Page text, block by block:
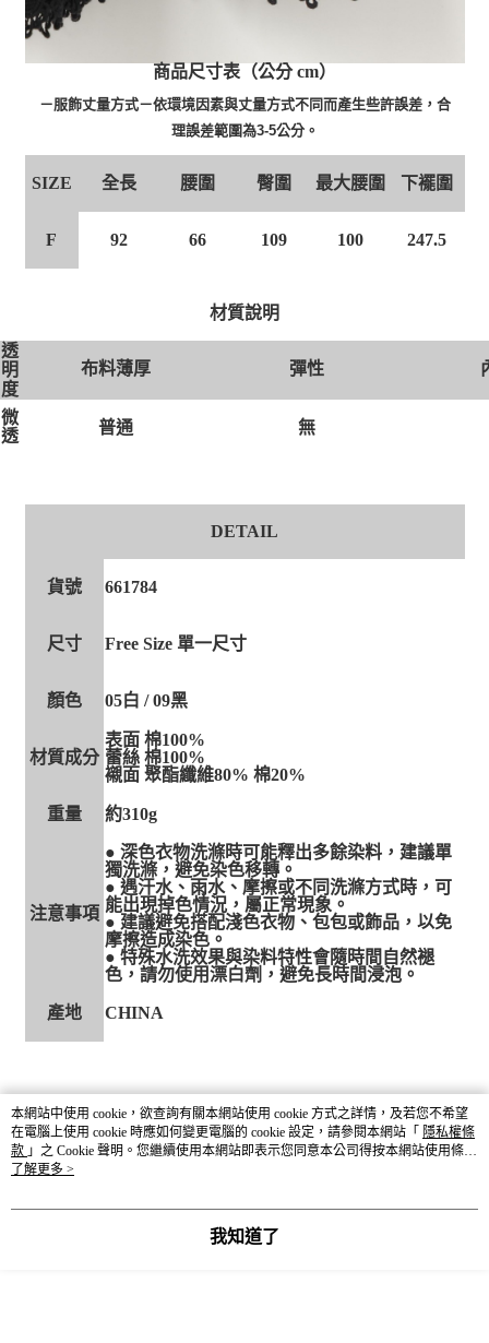
商品尺寸表（公分 cm）
－服飾丈量方式－依環境因素與丈量方式不同而產生些許誤差，合
理誤差範圍為3-5公分。
SIZE 全長 腰圍 臀圍 最大腰圍 下襬圍
F 92 66 109 100 247.5
材質說明
透
明
度
布料薄厚 彈性
微
透
普通 無
DETAIL
貨號 661784
尺寸 Free Size 單一尺寸
顏色 05白 / 09黑
材質成分
表面 棉100%
蕾絲 棉100%
襯面 聚酯纖維80% 棉20%
重量 約310g
注意事項
● 深色衣物洗滌時可能釋出多餘染料，建議單
獨洗滌，避免染色移轉。
● 遇汗水、雨水、摩擦或不同洗滌方式時，可
能出現掉色情況，屬正常現象。
● 建議避免搭配淺色衣物、包包或飾品，以免
摩擦造成染色。
● 特殊水洗效果與染料特性會隨時間自然褪
色，請勿使用漂白劑，避免長時間浸泡。
產地 CHINA
本網站中使用 cookie，欲查詢有關本網站使用 cookie 方式之詳情，及若您不希望
在電腦上使用 cookie 時應如何變更電腦的 cookie 設定，請參閱本網站「 隱私權條
款 」之 Cookie 聲明。您繼續使用本網站即表示您同意本公司得按本網站使用條款
之 Cookie 聲明使用 cookie。
了解更多 >
我知道了